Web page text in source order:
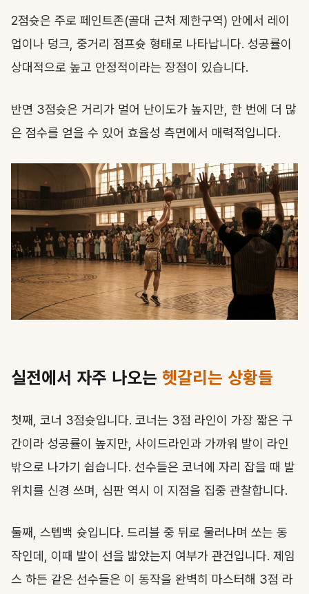
2점슛은 주로 페인트존(골대 근처 제한구역) 안에서 레이
업이나 덩크, 중거리 점프슛 형태로 나타납니다. 성공률이
상대적으로 높고 안정적이라는 장점이 있습니다.
반면 3점슛은 거리가 멀어 난이도가 높지만, 한 번에 더 많
은 점수를 얻을 수 있어 효율성 측면에서 매력적입니다.
실전에서 자주 나오는 헷갈리는 상황들
첫째, 코너 3점슛입니다. 코너는 3점 라인이 가장 짧은 구
간이라 성공률이 높지만, 사이드라인과 가까워 발이 라인
밖으로 나가기 쉽습니다. 선수들은 코너에 자리 잡을 때 발
위치를 신경 쓰며, 심판 역시 이 지점을 집중 관찰합니다.
둘째, 스텝백 슛입니다. 드리블 중 뒤로 물러나며 쏘는 동
작인데, 이때 발이 선을 밟았는지 여부가 관건입니다. 제임
스 하든 같은 선수들은 이 동작을 완벽히 마스터해 3점 라